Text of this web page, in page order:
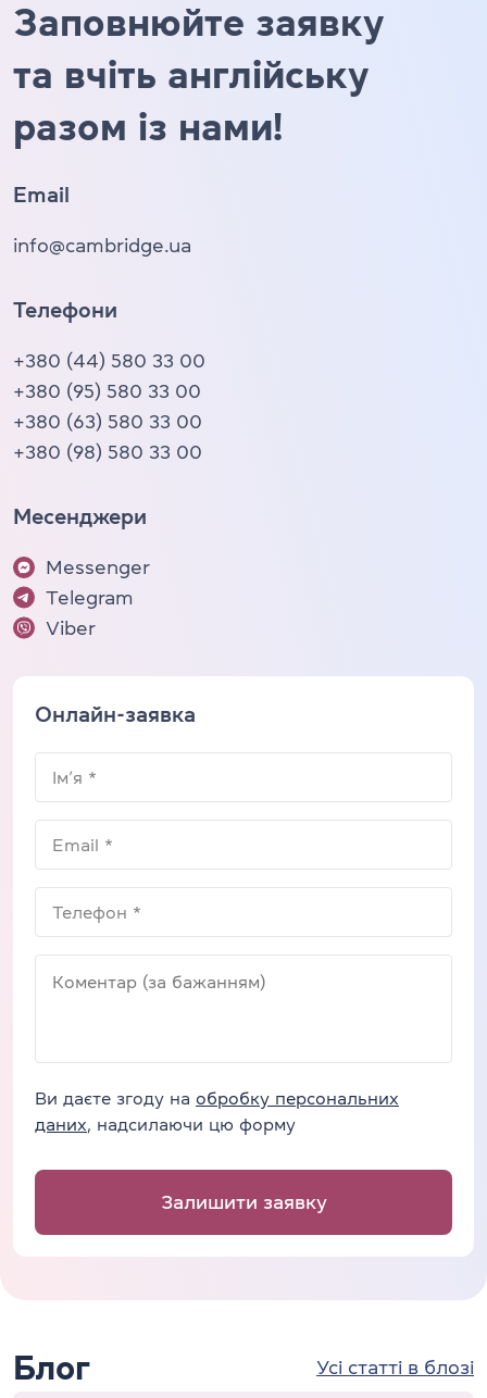
Заповнюйте заявку
та вчіть англійську
разом із нами!
Email
info@cambridge.ua
Телефони
+380 (44) 580 33 00
+380 (95) 580 33 00
+380 (63) 580 33 00
+380 (98) 580 33 00
Месенджери
Messenger
Telegram
Viber
Онлайн-заявка
Ви даєте згоду на обробку персональних
даних , надсилаючи цю форму
Залишити заявку
Блог Усі статті в блозі